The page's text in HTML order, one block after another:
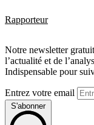
Rapporteur
Notre newsletter
l’actualité et de
Indispensable pour
Entrez votre email
S'abonner